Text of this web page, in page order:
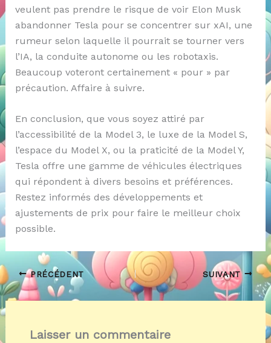
veulent pas prendre le risque de voir Elon Musk
abandonner Tesla pour se concentrer sur xAI, une
rumeur selon laquelle il pourrait se tourner vers
l’IA, la conduite autonome ou les robotaxis.
Beaucoup voteront certainement « pour » par
précaution. Affaire à suivre.
En conclusion, que vous soyez attiré par
l’accessibilité de la Model 3, le luxe de la Model S,
l’espace du Model X, ou la praticité de la Model Y,
Tesla offre une gamme de véhicules électriques
qui répondent à divers besoins et préférences.
Restez informés des développements et
ajustements de prix pour faire le meilleur choix
possible.
PRÉCÉDENT SUIVANT
Laisser un commentaire